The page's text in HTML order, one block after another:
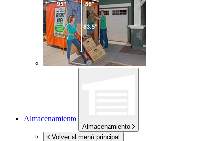
Almacenamiento
Almacenamiento
Volver al menú principal